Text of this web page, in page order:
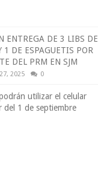
ENTREGA DE 3 LIBS DE
1 DE ESPAGUETIS POR
DEL PRM EN SJM
2025 0
utilizar el celular
del 1 de septiembre